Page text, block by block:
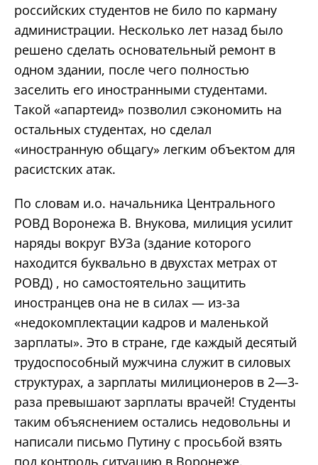
российских студентов не било по карману
администрации. Несколько лет назад было
решено сделать основательный ремонт в
одном здании, после чего полностью
заселить его иностранными студентами.
Такой «апартеид» позволил сэкономить на
остальных студентах, но сделал
«иностранную общагу» легким объектом для
расистских атак.
По словам и.о. начальника Центрального
РОВД Воронежа В. Внукова, милиция усилит
наряды вокруг ВУЗа (здание которого
находится буквально в двухстах метрах от
РОВД) , но самостоятельно защитить
иностранцев она не в силах — из-за
«недокомплектации кадров и маленькой
зарплаты». Это в стране, где каждый десятый
трудоспособный мужчина служит в силовых
структурах, а зарплаты милиционеров в 2—3-
раза превышают зарплаты врачей! Студенты
таким объяснением остались недовольны и
написали письмо Путину с просьбой взять
под контроль ситуацию в Воронеже.